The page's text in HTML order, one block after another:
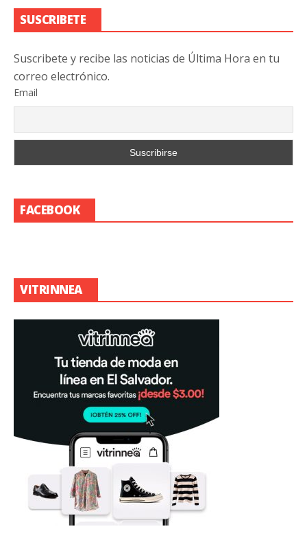
SUSCRIBETE
Suscribete y recibe las noticias de Última Hora en tu
correo electrónico.
Email
FACEBOOK
VITRINNEA